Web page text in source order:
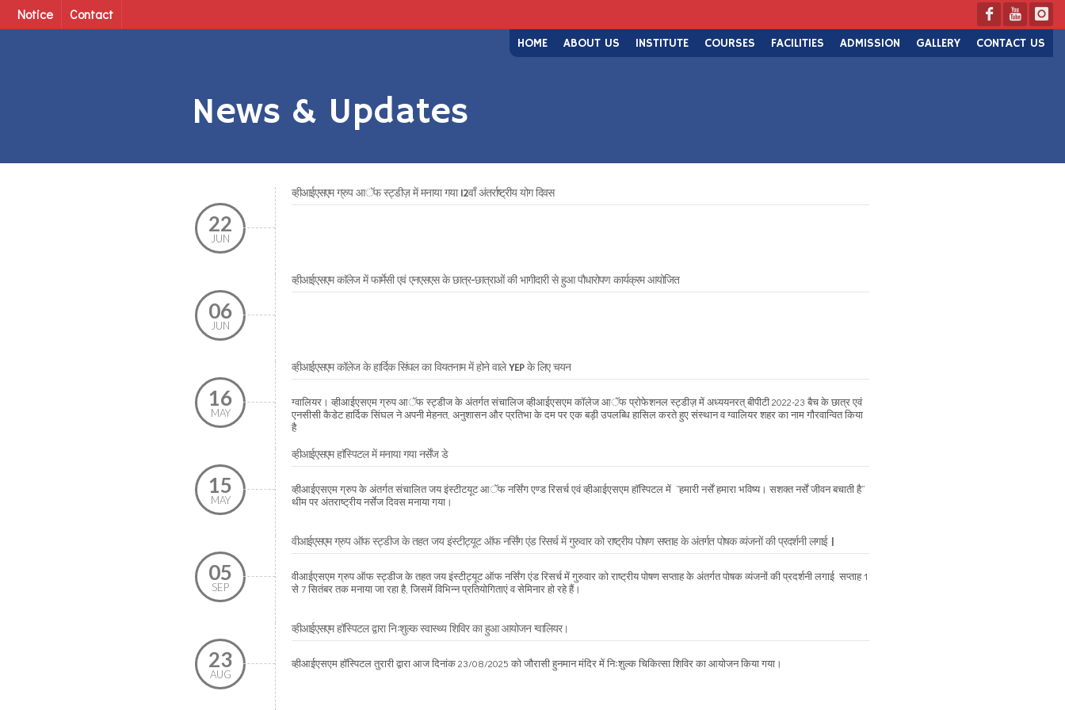
Notice Contact
HOME ABOUT US INSTITUTE COURSES FACILITIES ADMISSION GALLERY CONTACT US
News & Updates
22
JUN
व्हीआईएसएम ग्रुप आॅफ स्ट्डीज़ में मनाया गया 12वाँ अंतर्राष्ट्रीय योग दिवस
06
JUN
व्हीआईएसएम काॅलेज में फार्मेसी एवं एनएसएस के छात्र-छात्राओं की भागीदारी से हुआ पौधारोपण कार्यक्रम आयोजित
16
MAY
व्हीआईएसएम कॉलेज के हार्दिक सिंघल का वियतनाम में होने वाले YEP के लिए चयन
ग्वालियर। व्हीआईएसएम ग्रुप आॅफ स्ट्डीज के अंतर्गत संचालिज व्हीआईएसएम कॉलेज आॅफ प्रोफेशनल स्ट्डीज़ में अध्ययनरत् बीपीटी 2022-23 बैच के छात्र एवं
एनसीसी कैडेट हार्दिक सिंघल ने अपनी मेहनत, अनुशासन और प्रतिभा के दम पर एक बड़ी उपलब्धि हासिल करते हुए संस्थान व ग्वालियर शहर का नाम गौरवान्वित किया
है
15
MAY
व्हीआईएसएम हाॅस्पिटल में मनाया गया नर्सेंज डे
व्हीआईएसएम ग्रुप के अंतर्गत संचालित जय इंस्टीटयूट आॅफ नर्सिंग एण्ड रिसर्च एवं व्हीआईएसएम हाॅस्पिटल में ‘‘हमारी नर्सें हमारा भविष्य। सशक्त नर्सें जीवन बचाती है’’
थीम पर अंतराष्ट्रीय नर्सेज दिवस मनाया गया।
05
SEP
वीआईएसएम ग्रुप ऑफ स्ट्डीज के तहत जय इंस्टीट्यूट ऑफ नर्सिंग एंड रिसर्च में गुरुवार को राष्ट्रीय पोषण सप्ताह के अंतर्गत पोषक व्यंजनों की प्रदर्शनी लगाई |
वीआईएसएम ग्रुप ऑफ स्ट्डीज के तहत जय इंस्टीट्यूट ऑफ नर्सिंग एंड रिसर्च में गुरुवार को राष्ट्रीय पोषण सप्ताह के अंतर्गत पोषक व्यंजनों की प्रदर्शनी लगाई सप्ताह 1
से 7 सितंबर तक मनाया जा रहा है, जिसमें विभिन्न प्रतियोगिताएं व सेमिनार हो रहे हैं।
23
AUG
व्हीआईएसएम हॉस्पिटल द्वारा निःशुल्क स्वास्थ्य शिविर का हुआ आयोजन ग्वालियर।
व्हीआईएसएम हॉस्पिटल तुरारी द्वारा आज दिनांक 23/08/2025 को जौरासी हुनमान मंदिर में निःशुल्क चिकित्सा शिविर का आयोजन किया गया।